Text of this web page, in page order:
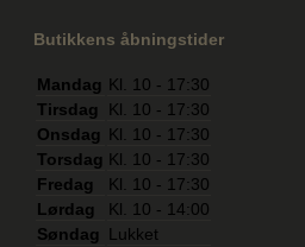
Butikkens åbningstider
Mandag Kl. 10 - 17:30
Tirsdag
Kl. 10 - 17:30
Onsdag Kl. 10 - 17:30
Torsdag Kl. 10 - 17:30
Fredag
Kl. 10 - 17:30
Lørdag
Kl. 10 - 14:00
Søndag
Lukket